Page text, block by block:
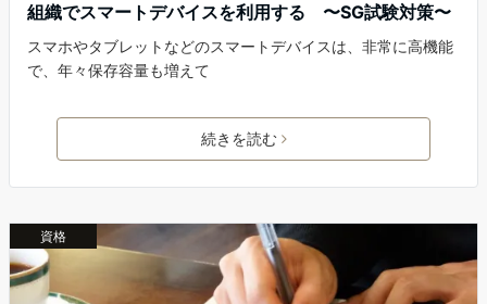
組織でスマートデバイスを利用する 〜SG試験対策〜
スマホやタブレットなどのスマートデバイスは、非常に高機能
で、年々保存容量も増えて
続きを読む
資格